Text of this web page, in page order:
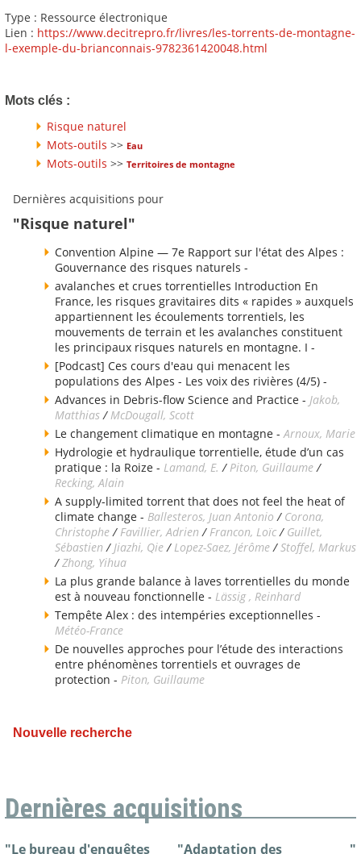
Type : Ressource électronique
Lien : https://www.decitrepro.fr/livres/les-torrents-de-montagne-
l-exemple-du-brianconnais-9782361420048.html
Mots clés :
Risque naturel
Mots-outils >> Eau
Mots-outils >> Territoires de montagne
Dernières acquisitions pour
"Risque naturel"
Convention Alpine — 7e Rapport sur l'état des Alpes :
Gouvernance des risques naturels -
avalanches et crues torrentielles Introduction En
France, les risques gravitaires dits « rapides » auxquels
appartiennent les écoulements torrentiels, les
mouvements de terrain et les avalanches constituent
les principaux risques naturels en montagne. I -
[Podcast] Ces cours d'eau qui menacent les
populations des Alpes - Les voix des rivières (4/5) -
Advances in Debris-flow Science and Practice - Jakob,
Matthias / McDougall, Scott
Le changement climatique en montagne - Arnoux, Marie
Hydrologie et hydraulique torrentielle, étude d’un cas
pratique : la Roize - Lamand, E. / Piton, Guillaume /
Recking, Alain
A supply-limited torrent that does not feel the heat of
climate change - Ballesteros, Juan Antonio / Corona,
Christophe / Favillier, Adrien / Francon, Loïc / Guillet,
Sébastien / Jiazhi, Qie / Lopez-Saez, Jérôme /Stoffel, Markus
/Zhong, Yihua
La plus grande balance à laves torrentielles du monde
est à nouveau fonctionnelle - Lässig , Reinhard
Tempête Alex : des intempéries exceptionnelles -
Météo-France
De nouvelles approches pour l’étude des interactions
entre phénomènes torrentiels et ouvrages de
protection - Piton, Guillaume
Nouvelle recherche
Dernières acquisitions
"Le bureau d'enquêtes "Adaptation des